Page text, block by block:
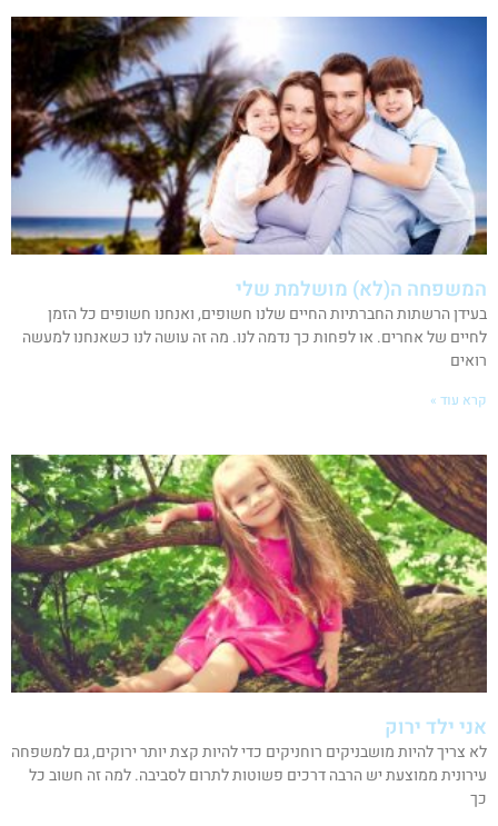
המשפחה ה(לא) מושלמת שלי
בעידן הרשתות החברתיות החיים שלנו חשופים, ואנחנו חשופים כל הזמן
לחיים של אחרים. או לפחות כך נדמה לנו. מה זה עושה לנו כשאנחנו למעשה
רואים
קרא עוד »
אני ילד ירוק
לא צריך להיות מושבניקים רוחניקים כדי להיות קצת יותר ירוקים, גם למשפחה
עירונית ממוצעת יש הרבה דרכים פשוטות לתרום לסביבה. למה זה חשוב כל
כך